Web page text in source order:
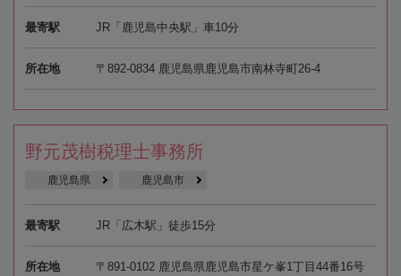
最寄駅 JR「鹿児島中央駅」車10分
所在地 〒892-0834 鹿児島県鹿児島市南林寺町26-4
野元茂樹税理士事務所
鹿児島県 鹿児島市
最寄駅 JR「広木駅」徒歩15分
所在地 〒891-0102 鹿児島県鹿児島市星ケ峯1丁目44番16号